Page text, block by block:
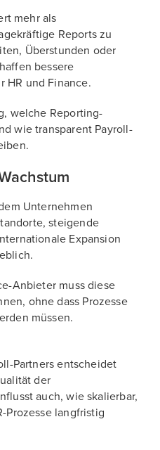
mehr als
Reports zu
Überstunden oder
bessere
HR und Finance.
welche Reporting-
wie transparent Payroll-
Unternehmen
steigende
Expansion
Anbieter muss diese
ohne dass Prozesse
müssen.
Partners entscheidet
der
auch, wie skalierbar,
Prozesse langfristig